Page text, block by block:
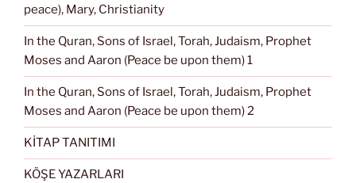
peace), Mary, Christianity
In the Quran, Sons of Israel, Torah, Judaism, Prophet
Moses and Aaron (Peace be upon them) 1
In the Quran, Sons of Israel, Torah, Judaism, Prophet
Moses and Aaron (Peace be upon them) 2
KİTAP TANITIMI
KÖŞE YAZARLARI